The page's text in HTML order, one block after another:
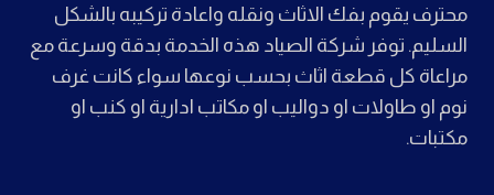
محترف يقوم بفك الاثاث ونقله واعادة تركيبه بالشكل
السليم. توفر شركة الصياد هذه الخدمة بدقة وسرعة مع
مراعاة كل قطعة اثاث بحسب نوعها سواء كانت غرف
نوم او طاولات او دواليب او مكاتب ادارية او كنب او
مكتبات.